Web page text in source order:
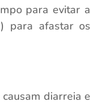
para evitar a
para afastar os
diarreia e